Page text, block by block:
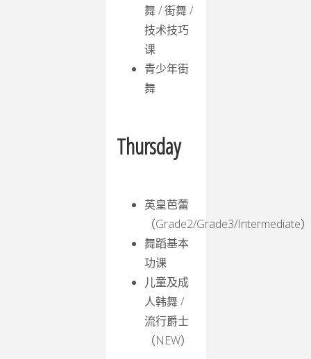
舞 / 街舞 /
技术技巧
课
青少年街
舞
Thursday
英皇芭蕾
（Grade2/Grade3/Intermediate）
舞蹈基本
功课
儿童及成
人韩舞 /
流行爵士
（NEW）